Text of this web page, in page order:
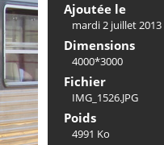
Ajoutée le
mardi 2 juillet 2013
Dimensions
4000*3000
Fichier
IMG_1526.JPG
Poids
4991 Ko